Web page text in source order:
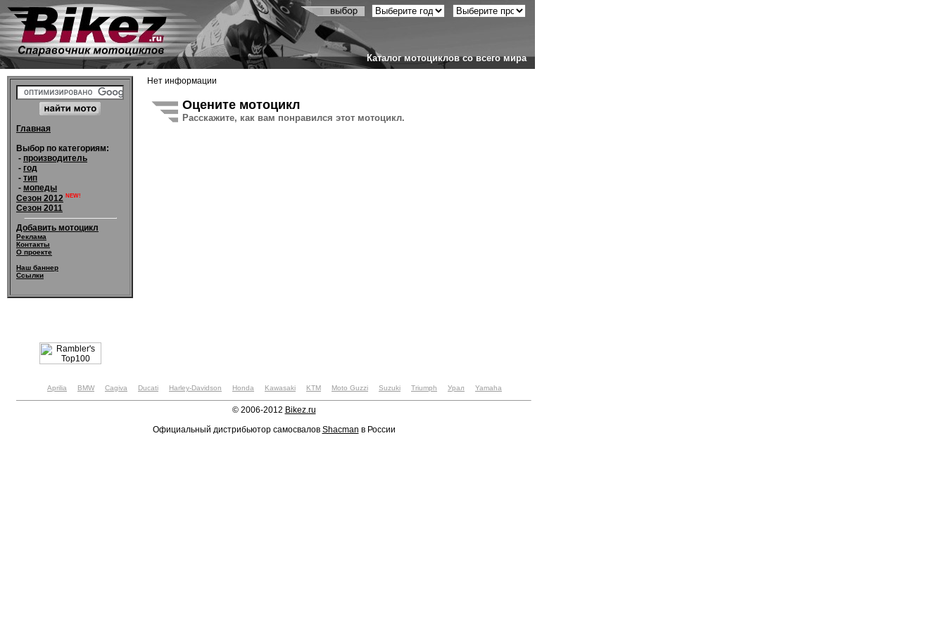
Каталог мотоциклов со всего мира
Главная
Выбор по категориям:
- производитель
- год
- тип
- мопеды
Сезон 2012 NEW!
Сезон 2011
Добавить мотоцикл
Реклама
Контакты
О проекте
Наш баннер
Ссылки
Нет информации
Оцените мотоцикл
Расскажите, как вам понравился этот мотоцикл.
Aprilia BMW Cagiva Ducati Harley-Davidson Honda Kawasaki KTM Moto Guzzi Suzuki Triumph Урал Yamaha
© 2006-2012 Bikez.ru
Официальный дистрибьютор самосвалов Shacman в России